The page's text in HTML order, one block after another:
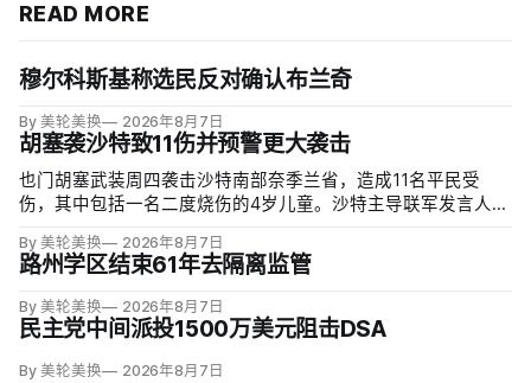
READ MORE
穆尔科斯基称选民反对确认布兰奇
By 美轮美换 2026年8月7日
胡塞袭沙特致11伤并预警更大袭击
也门胡塞武装周四袭击沙特南部奈季兰省，造成11名平民受
伤，其中包括一名二度烧伤的4岁儿童。沙特主导联军发言人图
区；
By 美轮美换 2026年8月7日
路州学区结束61年去隔离监管
By 美轮美换 2026年8月7日
民主党中间派投1500万美元阻击DSA
By 美轮美换 2026年8月7日